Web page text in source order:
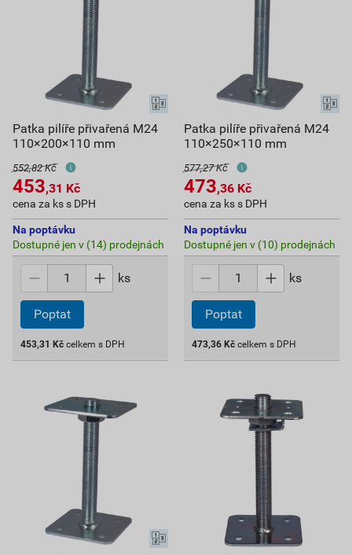
Patka pilíře přivařená M24
110×200×110 mm
552,82 Kč
453,31 Kč
cena za ks s DPH
Na poptávku
Dostupné jen v (14) prodejnách
ks
Poptat
453,31 Kč celkem s DPH
Patka pilíře přivařená M24
110×250×110 mm
577,27 Kč
473,36 Kč
cena za ks s DPH
Na poptávku
Dostupné jen v (10) prodejnách
ks
Poptat
473,36 Kč celkem s DPH